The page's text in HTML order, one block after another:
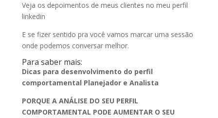
Veja os depoimentos de meus clientes no meu perfil
linkedin
E se fizer sentido pra você vamos marcar uma sessão
onde podemos conversar melhor.
Para saber mais:
Dicas para desenvolvimento do perfil
comportamental Planejador e Analista
PORQUE A ANÁLISE DO SEU PERFIL
COMPORTAMENTAL PODE AUMENTAR O SEU